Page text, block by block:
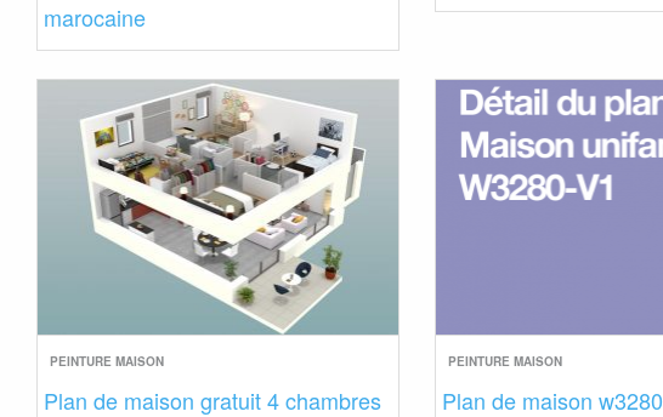
marocaine
PEINTURE MAISON
Plan de maison gratuit 4 chambres
PEINTURE MAISON
Plan de maison w3280